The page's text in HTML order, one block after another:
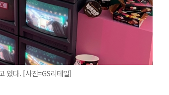
있다. [사진=GS리테일]